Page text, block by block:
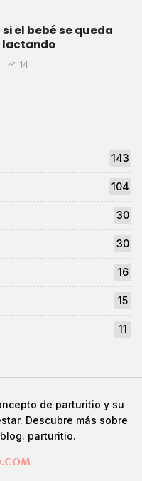
el bebé se queda
lactando
14
143
104
30
30
16
15
11
de parturitio y su
Descubre más sobre
parturitio.